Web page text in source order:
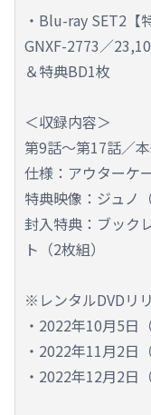
・Blu-ray SET2【
GNXF-2773／
＆特典BD1枚
＜収録内容＞
第9話～第17話／
仕様：アウターケ
特典映像：ジュノ
封入特典：ブック
ト（2枚組）
※レンタルDVDリ
・2022年10月5日
・2022年11月2日
・2022年12月2日